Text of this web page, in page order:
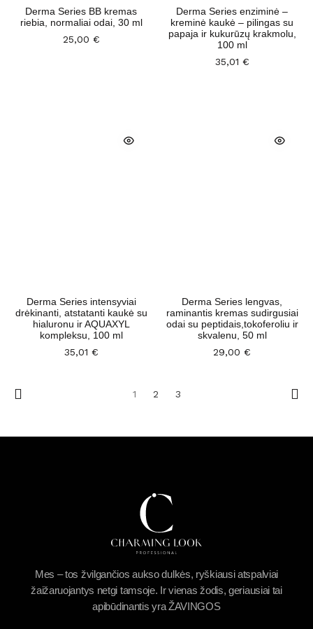
Derma Series BB kremas
riebia, normaliai odai, 30 ml
25,00 €
Derma Series enziminė –
kreminė kaukė – pilingas su
papaja ir kukurūzų krakmolu,
100 ml
35,01 €
Derma Series intensyviai
drėkinanti, atstatanti kaukė su
hialuronu ir AQUAXYL
kompleksu, 100 ml
35,01 €
Derma Series lengvas,
raminantis kremas sudirgusiai
odai su peptidais,tokoferoliu ir
skvalenu, 50 ml
29,00 €
1 2 3
Mes – tos žvilgančios aukso dulkės, ryškiausi atspalviai
žaižaruojantys netgi tamsoje. Ir vienas žodis, geriausiai tai
apibūdinantis yra ŽAVINGOS